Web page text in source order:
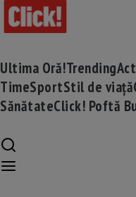
Ultima Oră!Trending
TimeSportStil de viață
SănătateClick! Poftă